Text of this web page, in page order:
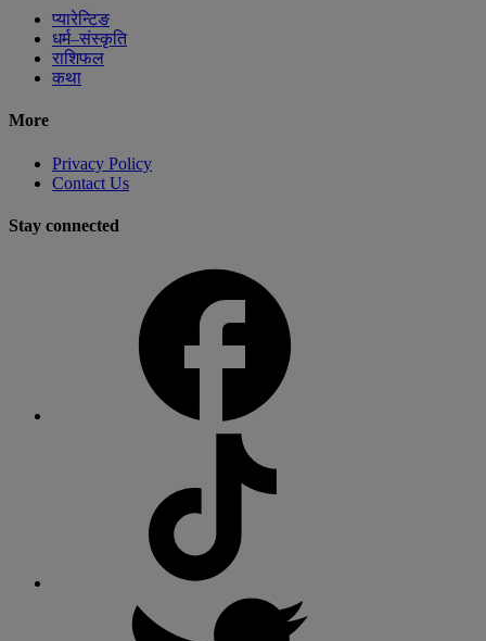
प्यारेन्टिङ
धर्म–संस्कृति
राशिफल
कथा
More
Privacy Policy
Contact Us
Stay connected